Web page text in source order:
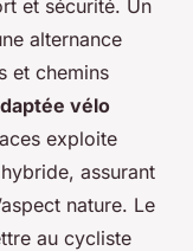
et sécurité. Un
alternance
et chemins
vélo
exploite
assurant
nature. Le
au cycliste